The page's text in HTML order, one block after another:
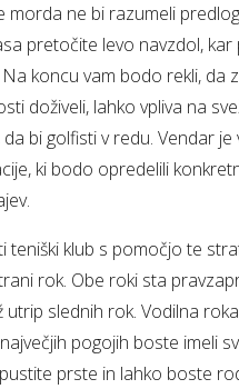
morda ne bi razumeli
pretočite levo navzdol,
koncu vam bodo rekli,
doživeli, lahko vpliva na
bi golfisti v redu. Vendar
ki bodo opredelili
teniški klub s pomočjo te
rok. Obe roki sta
utrip slednih rok. Vodilna
pogojih boste imeli
prste in lahko boste